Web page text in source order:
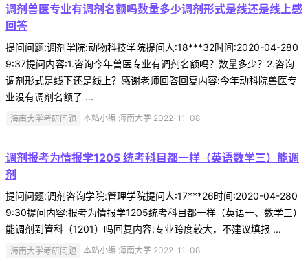
调剂兽医专业有调剂名额吗数量多少调剂形式是线还是线上感
回答
提问问题:调剂学院:动物科技学院提问人:18***32时间:2020-04-280
9:37提问内容:1.咨询今年兽医专业有调剂名额吗？数量多少？2.咨询
调剂形式是线下还是线上？感谢老师回答回复内容:今年动科院兽医专
业没有调剂名额了 ...
海南大学考研问题 本站小编 海南大学 2022-11-08
调剂报考为情报学1205 统考科目都一样（英语数学三）能调
剂
提问问题:调剂咨询学院:管理学院提问人:17***26时间:2020-04-280
9:30提问内容:报考为情报学1205统考科目都一样（英语一、数学三）
能调剂到管科（1201）吗回复内容:专业跨度较大，不建议填报 ...
海南大学考研问题 本站小编 海南大学 2022-11-08